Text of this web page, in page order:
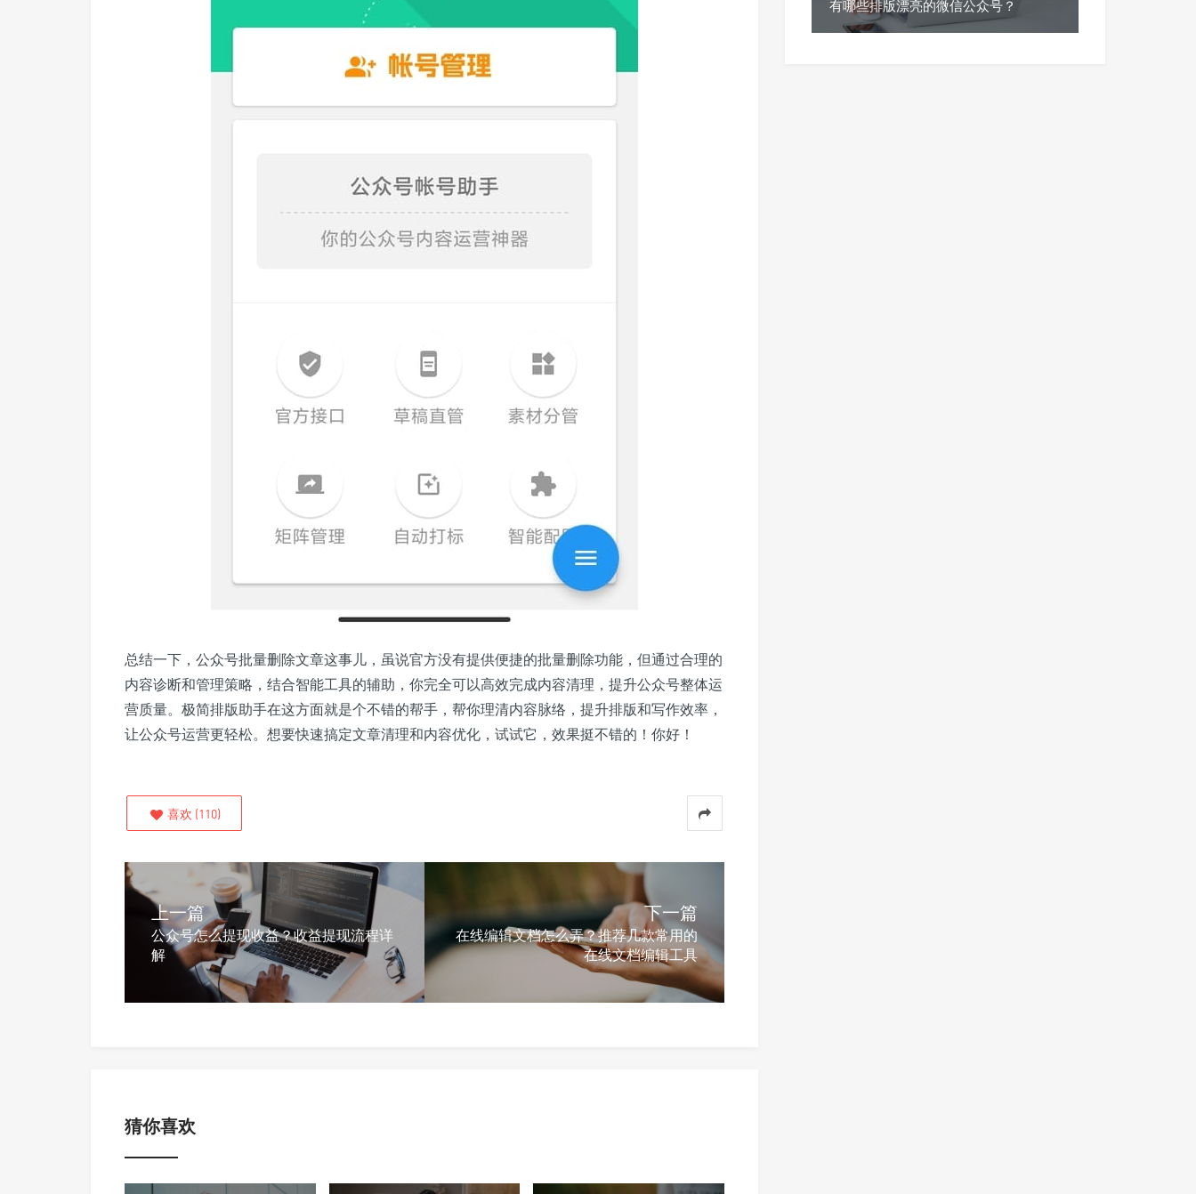
总结一下，公众号批量删除文章这事儿，虽说官方没有提供便捷的批量删除功能，但通过合理的
内容诊断和管理策略，结合智能工具的辅助，你完全可以高效完成内容清理，提升公众号整体运
营质量。极简排版助手在这方面就是个不错的帮手，帮你理清内容脉络，提升排版和写作效率，
让公众号运营更轻松。想要快速搞定文章清理和内容优化，试试它，效果挺不错的！你好！
喜欢 (110)
上一篇
公众号怎么提现收益？收益提现流程详
解
下一篇
在线编辑文档怎么弄？推荐几款常用的
在线文档编辑工具
猜你喜欢
有哪些排版漂亮的微信公众号？